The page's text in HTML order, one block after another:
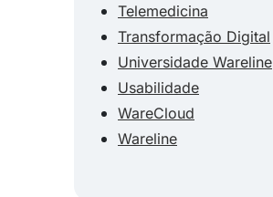
Telemedicina
Transformação Digital
Universidade Wareline
Usabilidade
WareCloud
Wareline